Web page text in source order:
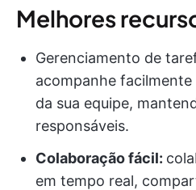
Melhores
Gerenciamento de
acompanhe
da sua equipe,
responsáveis.
Colaboração fácil:
em tempo real,